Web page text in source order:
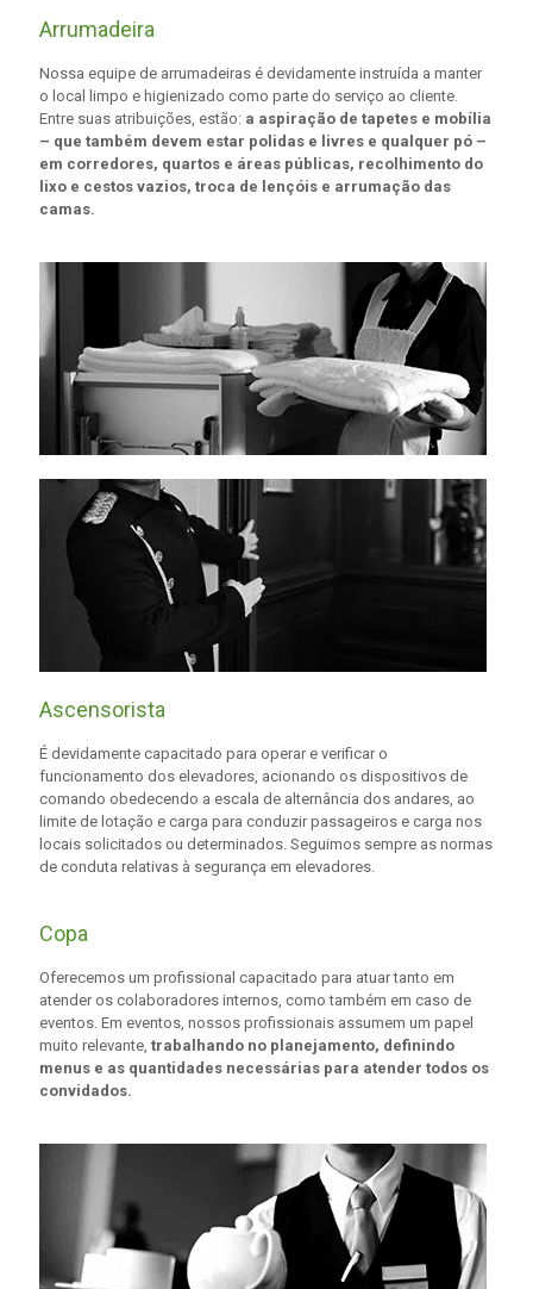
Arrumadeira
Nossa equipe de arrumadeiras é devidamente instruída a manter
o local limpo e higienizado como parte do serviço ao cliente.
Entre suas atribuições, estão: a aspiração de tapetes e mobília
– que também devem estar polidas e livres e qualquer pó –
em corredores, quartos e áreas públicas, recolhimento do
lixo e cestos vazios, troca de lençóis e arrumação das
camas.
Ascensorista
É devidamente capacitado para operar e verificar o
funcionamento dos elevadores, acionando os dispositivos de
comando obedecendo a escala de alternância dos andares, ao
limite de lotação e carga para conduzir passageiros e carga nos
locais solicitados ou determinados. Seguimos sempre as normas
de conduta relativas à segurança em elevadores.
Copa
Oferecemos um profissional capacitado para atuar tanto em
atender os colaboradores internos, como também em caso de
eventos. Em eventos, nossos profissionais assumem um papel
muito relevante, trabalhando no planejamento, definindo
menus e as quantidades necessárias para atender todos os
convidados.